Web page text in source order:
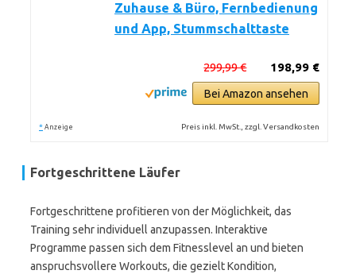
Zuhause & Büro, Fernbedienung
und App, Stummschalttaste
198,99 €
299,99 €
Bei Amazon ansehen
* Anzeige Preis inkl. MwSt., zzgl. Versandkosten
Fortgeschrittene Läufer
Fortgeschrittene profitieren von der Möglichkeit, das
Training sehr individuell anzupassen. Interaktive
Programme passen sich dem Fitnesslevel an und bieten
anspruchsvollere Workouts, die gezielt Kondition,